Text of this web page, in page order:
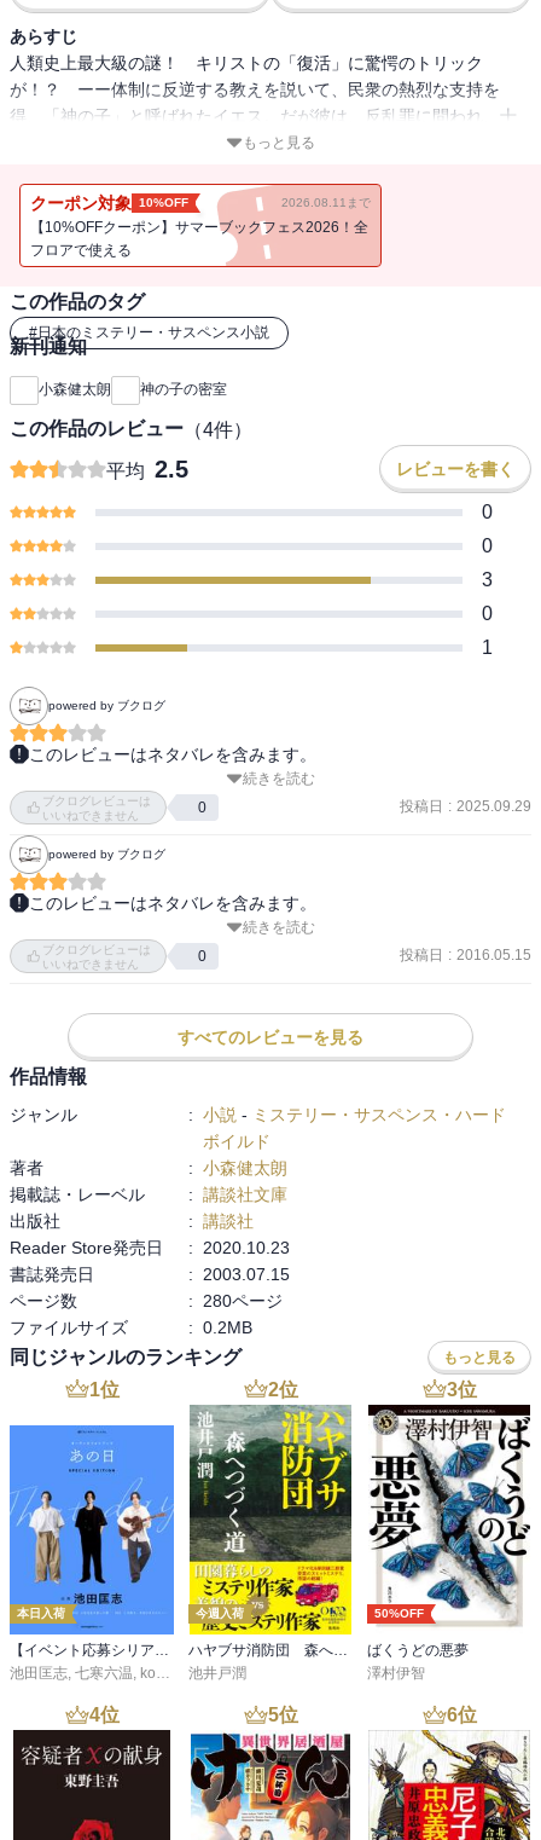
あらすじ
人類史上最大級の謎！ キリストの「復活」に驚愕のトリック
が！？ ーー体制に反逆する教えを説いて、民衆の熱烈な支持を
得、「神の子」と呼ばれたイエス。だが彼は、反乱罪に問われ、十
字架にかけられる。その死体は、密室状態の洞窟から忽然と消え、
奇蹟の真相と驚愕のトリックに、本格推理の英才が挑む。長編異色
歴史ミステリー！
もっと見る
クーポン対象 10%OFF 2026.08.11まで
【10%OFFクーポン】サマーブックフェス2026！全
フロアで使える
この作品のタグ
#日本のミステリー・サスペンス小説
新刊通知
小森健太朗 神の子の密室
この作品のレビュー （4件）
平均 2.5 レビューを書く
0
0
3
0
1
powered by ブクログ
このレビューはネタバレを含みます。
「神の子」と呼ばれたイエス。反乱罪に問われ十字架にかけられた
イエスな死体は密室状態の洞窟から消え、救世主として復活した。
続きを読む
ブクログレビューは
いいねできません
0 投稿日 : 2025.09.29
powered by ブクログ
このレビューはネタバレを含みます。
イエス・キリストの「復活」を，本格ミステリとして描いた異色
作。「神の子」と呼ばれたイエスは処刑され，密室状態となった洞
シア）は復活した」という伝説が生まれる。この「密室から死体が
消えた謎」を，本格ミステリとして解き明かそうとする作品であ
る。
物語は三部構成。
「第一部　それ以前」では，主人公であるエジプト通商隊の一員
が，エルサレムの人々にイエスという人物について聞き歩く。立場
によってイエスの評価は大きく異なり，主人公は最終的に，「イエ
スとは，人々の願望や恐怖をありのままに映す鏡のような存在だっ
た」と結論づける。そして，主人公はイエスがエルサレムへ入る直
前に町を去る。
「第二部　それ以降」では，既にイエスは処刑されている。しか
し，エルサレムでは「イエスは復活した」という噂が広まり，主人
公はその真相を探るため調査を開始する。
主人公がたどり着いた真相は，ヘロデ・アンティパス領主に仕え
る家令クーザがイエス救出に協力したというものだった。密室のト
リックは，洞窟が金曜日の夕方に閉じられた後，深夜前にもう一度
だけ密かに開けられていたというもの。ローマ総督ピラトは真相を
知りながらも，「真実とは，誰にでも扱えるものではない。復活の
真実を知っているというお前は傲慢だ。」と語り，歴史に真実を残
そうとはしない。このセリフが印象的だった。
「第三部　一年後」では，通商隊を離れた主人公が，イエスと思
われる人物に救われる場面で物語は幕を閉じる。
全体の雰囲気は，歴史ミステリとして悪くなく，比較的読みやす
い。しかし，本格ミステリとして見るとやや弱い。密室トリック
は，「密室と思われていた洞窟が，実は深夜にもう一度開けられて
いた」という心理的なもので，特殊な知識も必要になる。意外性や
サプライズもあまり感じられなかった。それでも，「イエス復活」
を本格ミステリとして扱うという発想自体は面白く，雰囲気も嫌い
ではない。駄作ではないが，強く印象に残る作品でもなかった。評
価は★３
続きを読む
ブクログレビューは
いいねできません
0 投稿日 : 2016.05.15
すべてのレビューを見る
作品情報
ジャンル : 小説 - ミステリー・サスペンス・ハード
ボイルド
著者
: 小森健太朗
掲載誌・レーベル
: 講談社文庫
出版社
: 講談社
Reader Store発売日
:
2020.10.23
書誌発売日
:
2003.07.15
ページ数
:
280ページ
ファイルサイズ
: 0.2MB
同じジャンルのランキング もっと見る
1位
本日入荷
【イベント応募シリアルコード付】池田匡志出演・オーディオフォトブック「あの日」SPECIAL EDITION（音声／動画付）
池田匡志, 七寒六温, konoko58 ,村崎キコ
2位
今週入荷
ハヤブサ消防団 森へつづく道
池井戸潤
3位
50%OFF
ばくうどの悪夢
澤村伊智
4位 5位 6位